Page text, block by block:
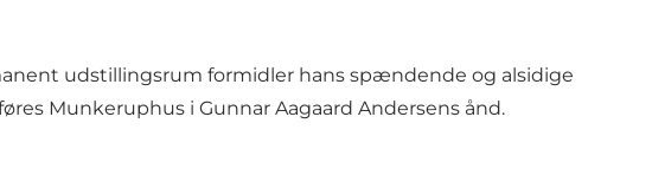
udstillingsrum formidler hans spændende og alsidige
Munkeruphus i Gunnar Aagaard Andersens ånd.